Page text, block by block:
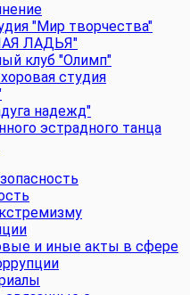
"Мир творчества"
ЛАДЬЯ"
клуб "Олимп"
студия
надежд"
эстрадного танца
и иные акты в сфере